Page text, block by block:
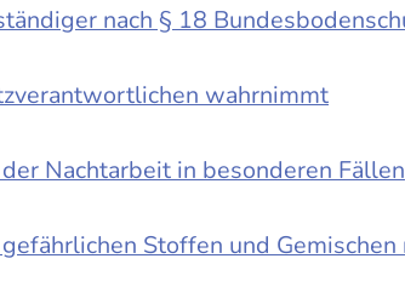
nach § 18
wahrnimmt
Nachtarbeit in besonderen
Stoffen und